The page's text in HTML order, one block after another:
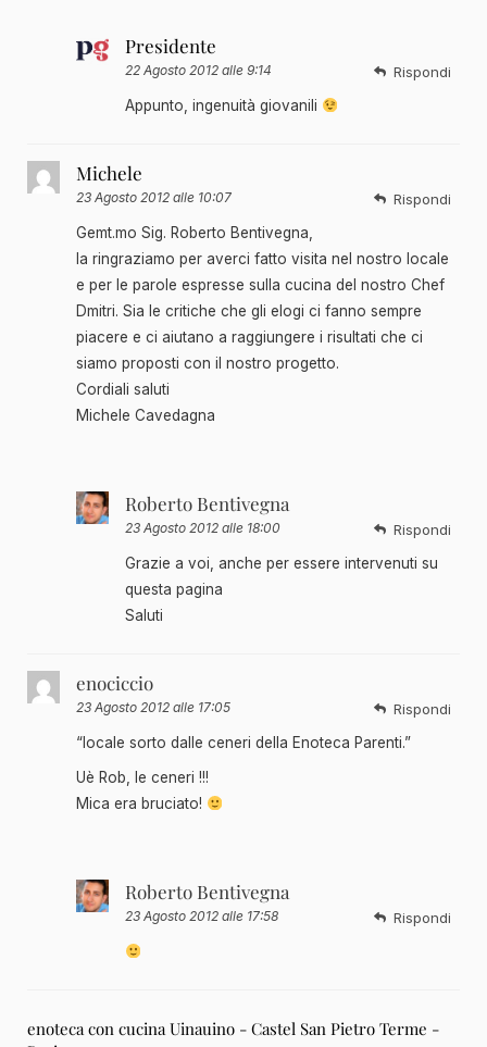
Presidente
22 Agosto 2012 alle 9:14
Appunto, ingenuità giovanili
Rispondi
Michele
23 Agosto 2012 alle 10:07
Gemt.mo Sig. Roberto Bentivegna,
la ringraziamo per averci fatto visita nel nostro locale
e per le parole espresse sulla cucina del nostro Chef
Dmitri. Sia le critiche che gli elogi ci fanno sempre
piacere e ci aiutano a raggiungere i risultati che ci
siamo proposti con il nostro progetto.
Cordiali saluti
Michele Cavedagna
Rispondi
Roberto Bentivegna
23 Agosto 2012 alle 18:00
Grazie a voi, anche per essere intervenuti su
questa pagina
Saluti
Rispondi
enociccio
23 Agosto 2012 alle 17:05
“locale sorto dalle ceneri della Enoteca Parenti.”
Uè Rob, le ceneri !!!
Mica era bruciato!
Rispondi
Roberto Bentivegna
23 Agosto 2012 alle 17:58 Rispondi
enoteca con cucina Uinauino - Castel San Pietro Terme -